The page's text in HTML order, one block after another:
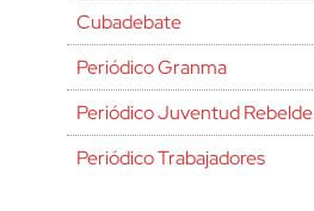
Cubadebate
Periódico Granma
Periódico Juventud Rebelde
Periódico Trabajadores